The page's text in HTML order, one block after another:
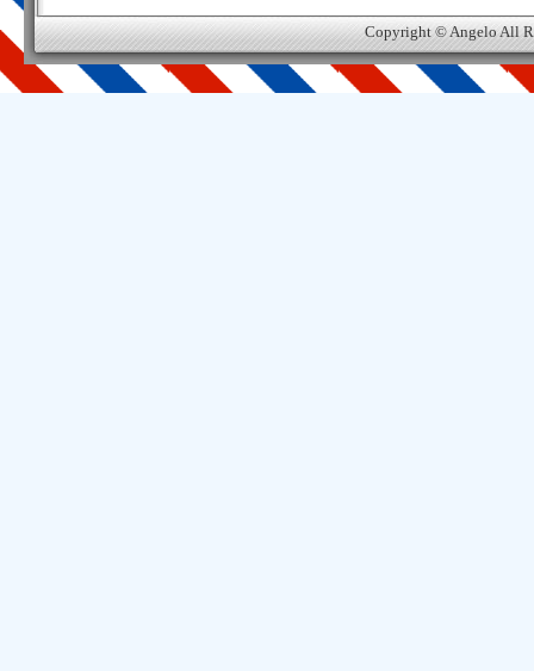
Copyright © Angelo All